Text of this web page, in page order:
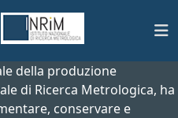
della produzione
di Ricerca Metrologica, ha
conservare e